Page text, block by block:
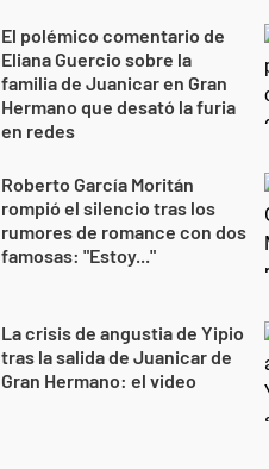
El polémico comentario de
Eliana Guercio sobre la
familia de Juanicar en Gran
Hermano que desató la furia
en redes
Roberto García Moritán
rompió el silencio tras los
rumores de romance con dos
famosas: "Estoy..."
La crisis de angustia de Yipio
tras la salida de Juanicar de
Gran Hermano: el video